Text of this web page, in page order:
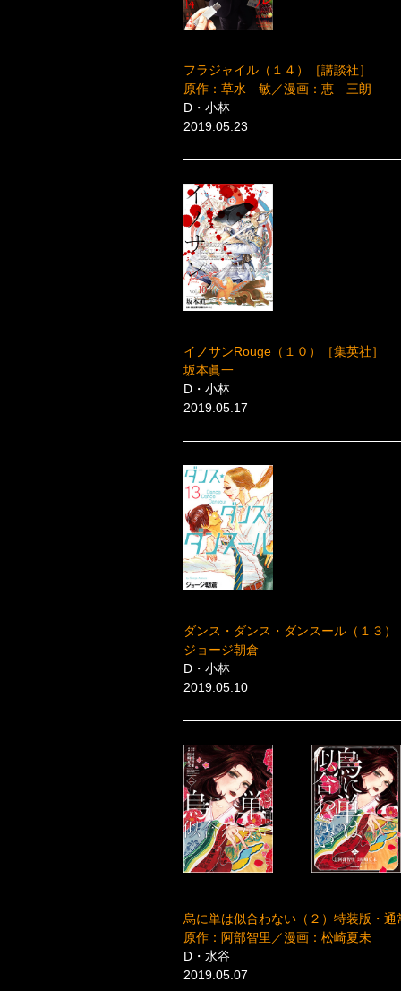
フラジャイル（１４）［講談社］
原作：草水 敏／漫画：恵 三朗
D・小林
2019.05.23
イノサンRouge（１０）［集英社］
坂本眞一
D・小林
2019.05.17
ダンス・ダンス・ダンスール（１３）
ジョージ朝倉
D・小林
2019.05.10
烏に単は似合わない（２）特装版・
原作：阿部智里／漫画：松崎夏未
D・水谷
2019.05.07